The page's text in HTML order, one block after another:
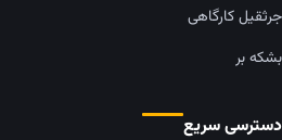
جرثقیل کارگاهی
بشکه بر
دسترسی سریع